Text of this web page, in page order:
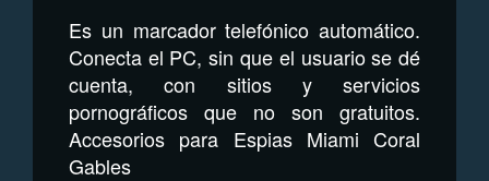
Es un marcador telefónico automático.
Conecta el PC, sin que el usuario se dé
cuenta, con sitios y servicios
pornográficos que no son gratuitos.
Accesorios para Espias Miami Coral
Gables